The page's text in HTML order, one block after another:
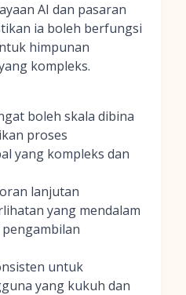
AI dan pasaran
ia boleh berfungsi
himpunan
kompleks.
boleh skala dibina
proses
yang kompleks dan
lanjutan
yang mendalam
untuk
yang kukuh dan